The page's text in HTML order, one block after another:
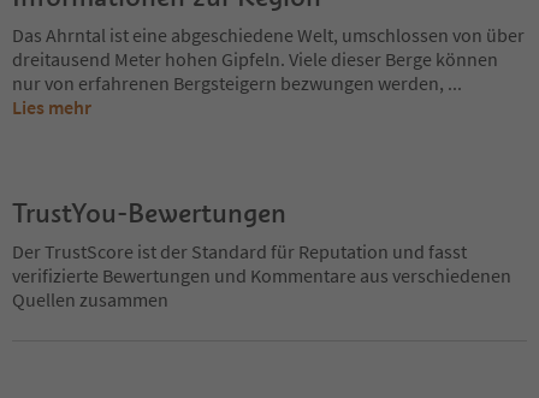
Das Ahrntal ist eine abgeschiedene Welt, umschlossen von über
dreitausend Meter hohen Gipfeln. Viele dieser Berge können
nur von erfahrenen Bergsteigern bezwungen werden, ...
Lies mehr
TrustYou-Bewertungen
Der TrustScore ist der Standard für Reputation und fasst
verifizierte Bewertungen und Kommentare aus verschiedenen
Quellen zusammen